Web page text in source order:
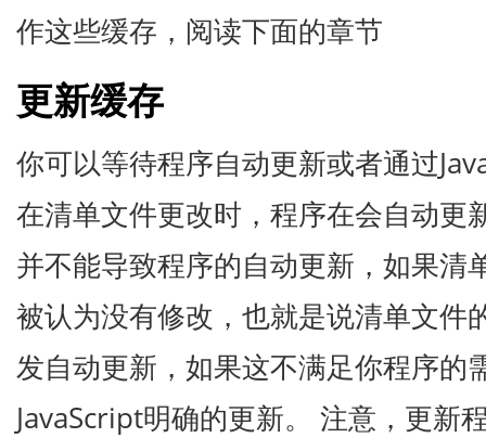
作这些缓存，阅读下面的章节
更新缓存
你可以等待程序自动更新或者通过
在清单文件更改时，程序在会自动更
并不能导致程序的自动更新，如果清
被认为没有修改，也就是说清单文件
发自动更新，如果这不满足你程序的
JavaScript明确的更新。 注意，更新